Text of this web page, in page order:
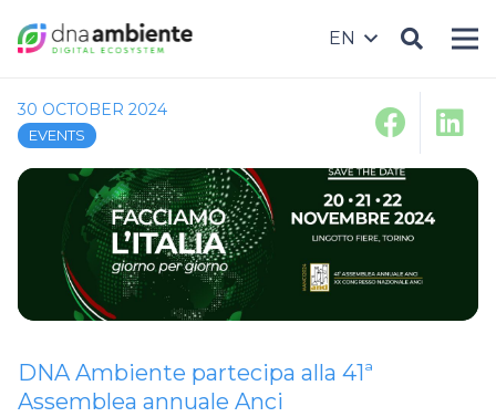
EN
30 OCTOBER 2024
EVENTS
DNA Ambiente partecipa alla 41ª
Assemblea annuale Anci